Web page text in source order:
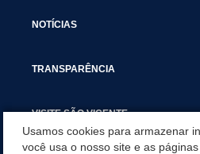
NOTÍCIAS
TRANSPARÊNCIA
VISITE SÃO VICENTE
Usamos cookies para armazenar
você usa o nosso site e as